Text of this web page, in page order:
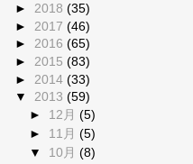
► 2018 (35)
► 2017 (46)
► 2016 (65)
► 2015 (83)
► 2014 (33)
▼ 2013 (59)
► 12月(5)
► 11月(5)
▼ 10月(8)